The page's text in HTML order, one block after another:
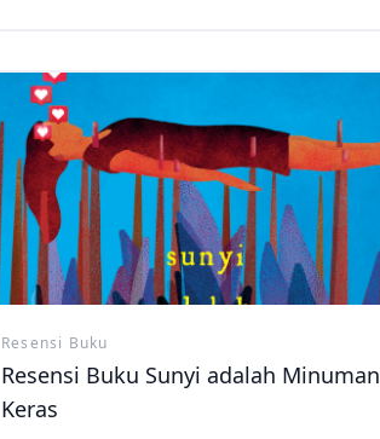
Resensi Buku
Resensi Buku Sunyi adalah Minuman
Keras